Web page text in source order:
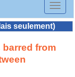
Toggle
seulement)
barred from